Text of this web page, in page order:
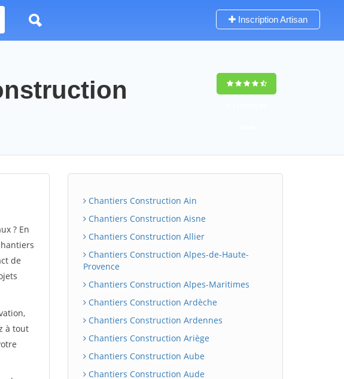
Inscription Artisan
? En
de
à tout
Chantiers Construction Ain
Chantiers Construction Aisne
Chantiers Construction Allier
Chantiers Construction Alpes-de-Haute-
Provence
Chantiers Construction Alpes-Maritimes
Chantiers Construction Ardèche
Chantiers Construction Ardennes
Chantiers Construction Ariège
Chantiers Construction Aube
Chantiers Construction Aude